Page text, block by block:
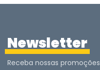
Newsletter
Receba nossas promoções